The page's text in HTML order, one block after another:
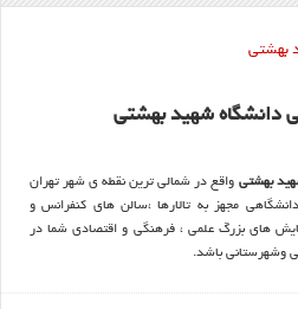
دانشگاه شهید بهشتی
بهشتی واقع در شمالی ترین نقطه ی شهر تهران
مجهز به تالارها ،سالن های کنفرانس و
های بزرگ علمی ، فرهنگی و اقتصادی شما در
وشهرستانی باشد.